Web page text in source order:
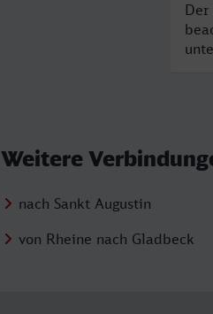
Weitere
nach Sankt Augustin
von Rheine nach Gladbeck